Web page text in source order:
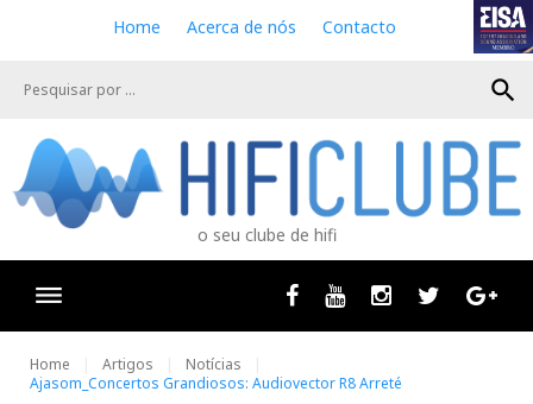
e
Home Acerca de nós Contacto
search
o seu clube de hifi
Facebook
Youtube InstagramTwitter
Home Artigos
Notícias
Ajasom_Concertos Grandiosos: Audiovector R8 Arreté